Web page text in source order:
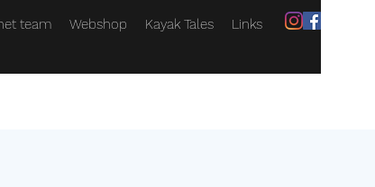
team Webshop Kayak Tales Links